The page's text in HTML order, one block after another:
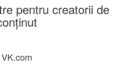
pentru creatorii de
VK.com